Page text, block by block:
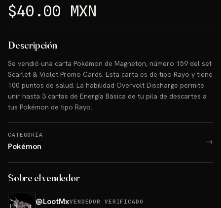
$40.00 MXN
Descripción
Se vendió una carta Pokémon de Magneton, número 159 del set
Scarlet & Violet Promo Cards. Esta carta es de tipo Rayo y tiene
100 puntos de salud. La habilidad Overvolt Discharge permite
unir hasta 3 cartas de Energía Básica de tu pila de descartes a
tus Pokémon de tipo Rayo.
CATEGORÍA
Pokémon →
Sobre el vendedor
@LootMxVENDEDOR VERIFICADO